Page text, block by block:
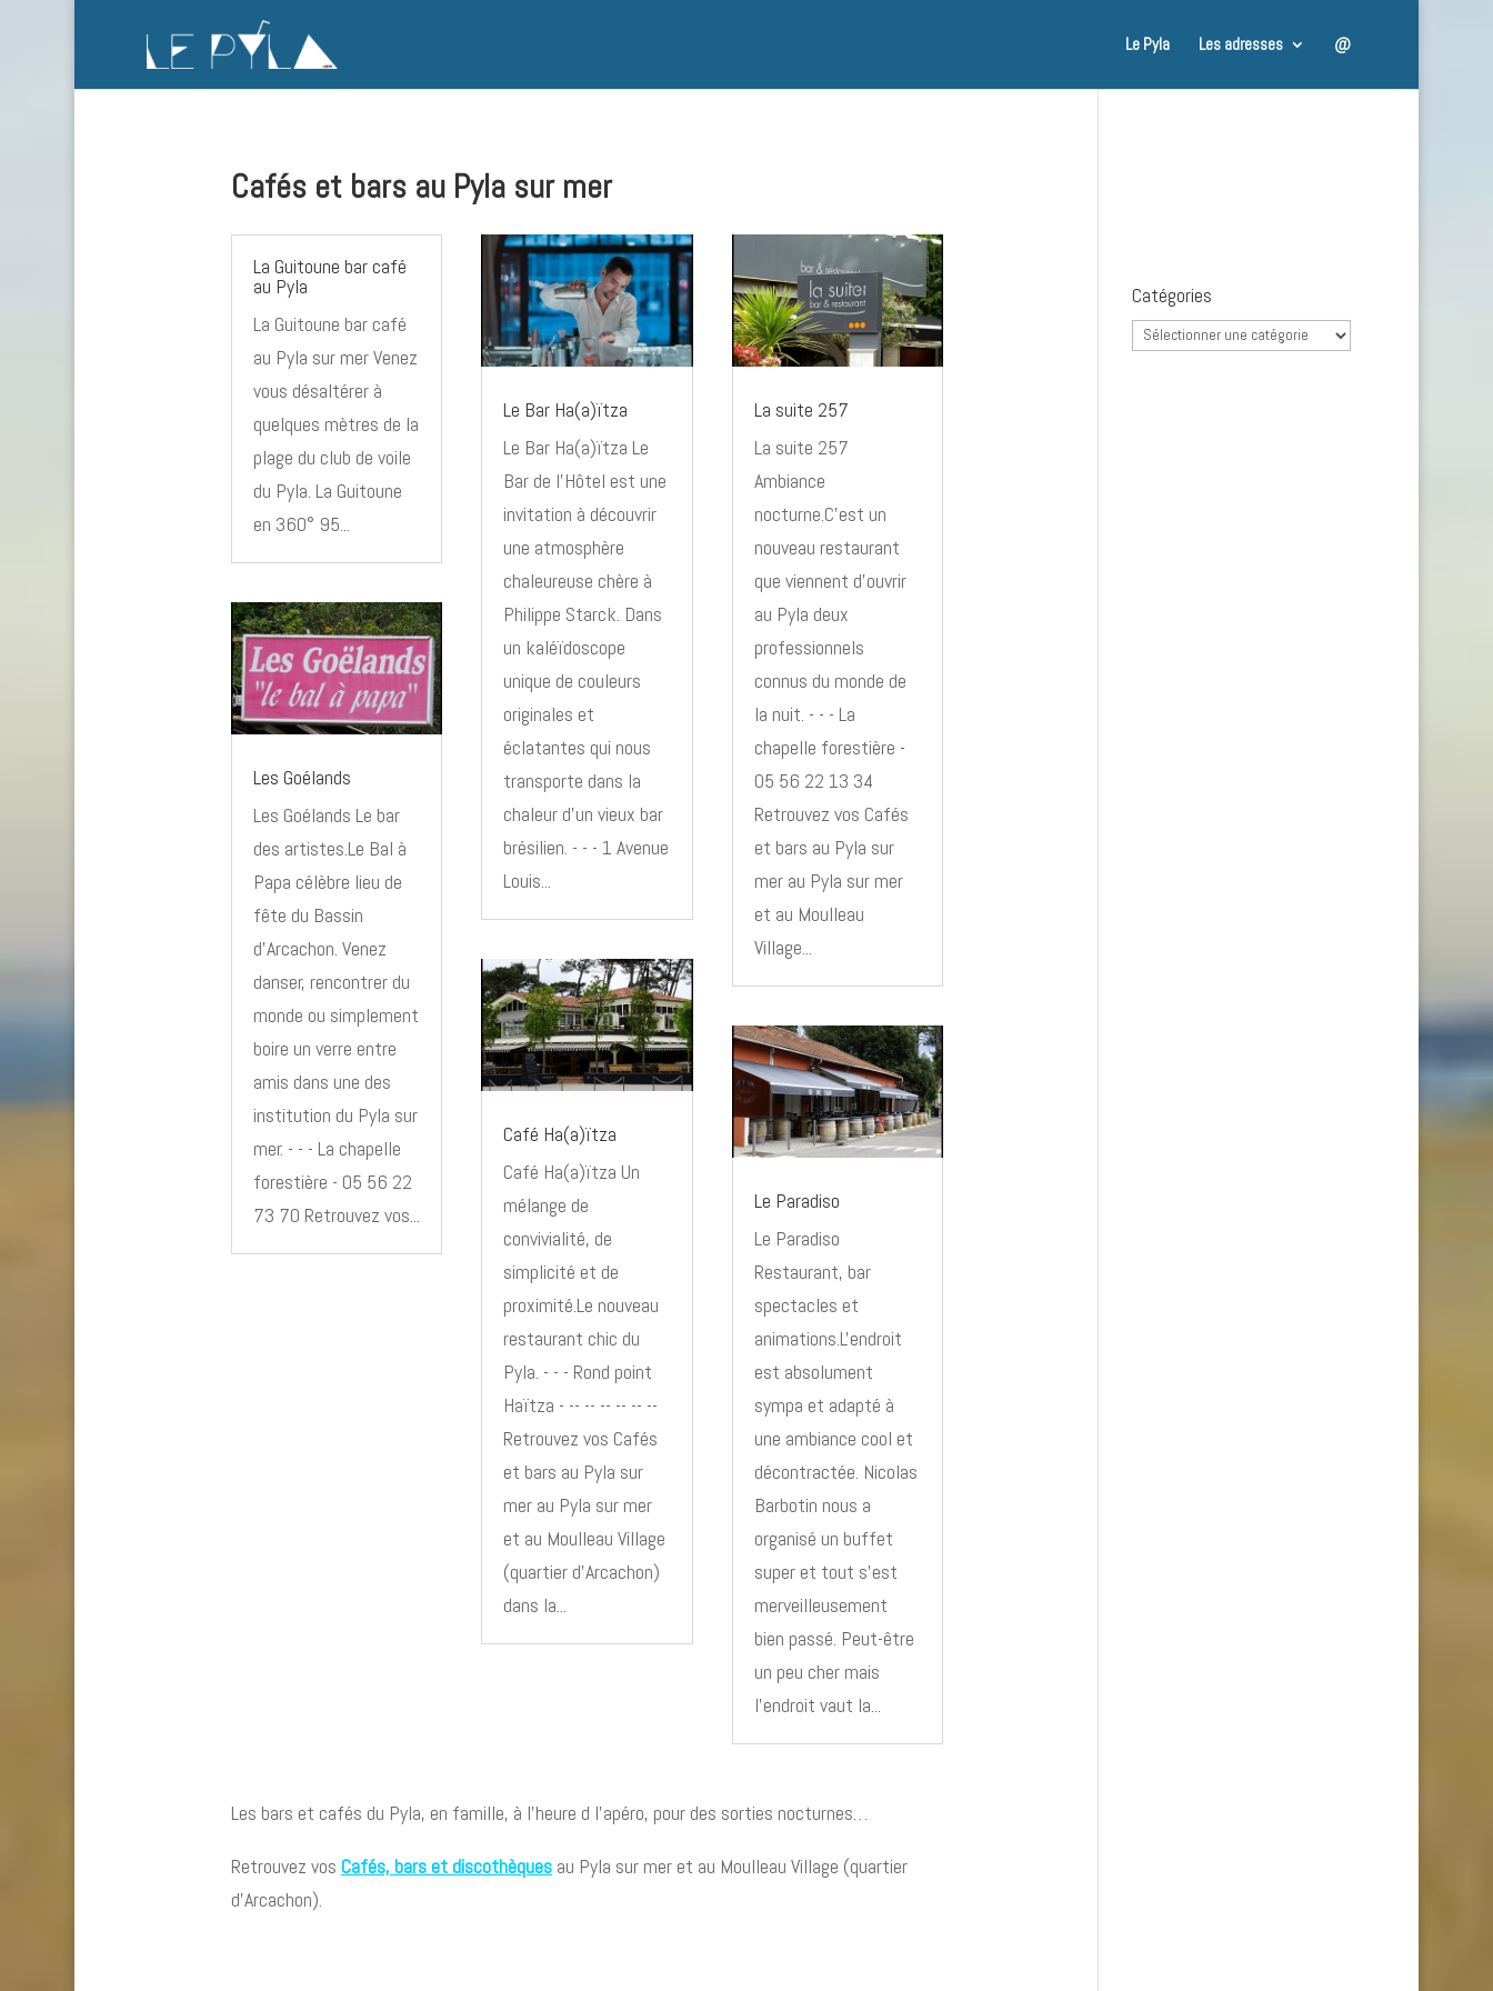
Le Pyla Les adresses @
Cafés et bars au Pyla sur mer
La Guitoune bar café
au Pyla
La Guitoune bar café
au Pyla sur mer Venez
vous désaltérer à
quelques mètres de la
plage du club de voile
du Pyla. La Guitoune
en 360° 95...
Les Goélands
Les Goélands Le bar
des artistes.Le Bal à
Papa célèbre lieu de
fête du Bassin
d'Arcachon. Venez
danser, rencontrer du
monde ou simplement
boire un verre entre
amis dans une des
institution du Pyla sur
mer. - - - La chapelle
forestière - 05 56 22
73 70 Retrouvez vos...
Le Bar Ha(a)ïtza
Le Bar Ha(a)ïtza Le
Bar de l’Hôtel est une
invitation à découvrir
une atmosphère
chaleureuse chère à
Philippe Starck. Dans
un kaléïdoscope
unique de couleurs
originales et
éclatantes qui nous
transporte dans la
chaleur d’un vieux bar
brésilien. - - - 1 Avenue
Louis...
Café Ha(a)ïtza
Café Ha(a)ïtza Un
mélange de
convivialité, de
simplicité et de
proximité.Le nouveau
restaurant chic du
Pyla. - - - Rond point
Haïtza - -- -- -- -- -- --
Retrouvez vos Cafés
et bars au Pyla sur
mer au Pyla sur mer
et au Moulleau Village
(quartier d'Arcachon)
dans la...
La suite 257
La suite 257
Ambiance
nocturne.C'est un
nouveau restaurant
que viennent d'ouvrir
au Pyla deux
professionnels
connus du monde de
la nuit. - - - La
chapelle forestière -
05 56 22 13 34
Retrouvez vos Cafés
et bars au Pyla sur
mer au Pyla sur mer
et au Moulleau
Village...
Le Paradiso
Le Paradiso
Restaurant, bar
spectacles et
animations.L'endroit
est absolument
sympa et adapté à
une ambiance cool et
décontractée. Nicolas
Barbotin nous a
organisé un buffet
super et tout s'est
merveilleusement
bien passé. Peut-être
un peu cher mais
l'endroit vaut la...
Les bars et cafés du Pyla, en famille, à l’heure d l’apéro, pour des sorties nocturnes…
Retrouvez vos Cafés, bars et discothèquesau Pyla sur mer et au Moulleau Village (quartier
d’Arcachon).
Catégories
Catégories